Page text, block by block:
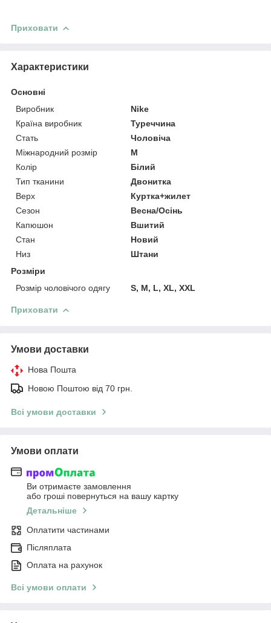
Приховати
Характеристики
Основні
Виробник
Nike
Країна виробник
Туреччина
Стать
Чоловіча
Міжнародний розмір
M
Колір
Білий
Тип тканини
Двонитка
Верх
Куртка+жилет
Сезон
Весна/Осінь
Капюшон
Вшитий
Стан
Новий
Низ
Штани
Розміри
Розмір чоловічого одягу
S, M, L, XL, XXL
Приховати
Умови доставки
Нова Пошта
Новою Поштою від 70 грн.
Всі умови доставки
Умови оплати
Ви отримаєте замовлення
або гроші повернуться на вашу картку
Детальніше
Оплатити частинами
Післяплата
Оплата на рахунок
Всі умови оплати